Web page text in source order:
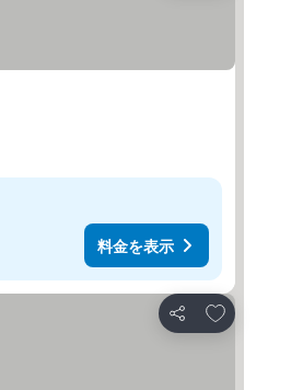
料金を表示
シェア
お気に入り